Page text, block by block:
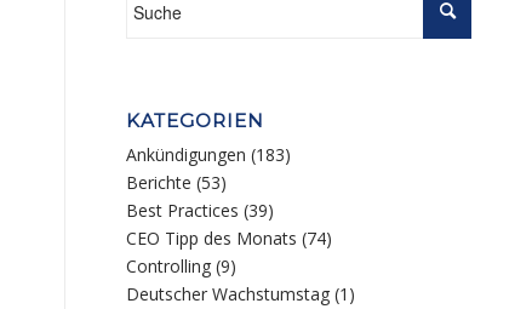
KATEGORIEN
Ankündigungen (183)
Berichte (53)
Best Practices (39)
CEO Tipp des Monats (74)
Controlling (9)
Deutscher Wachstumstag (1)